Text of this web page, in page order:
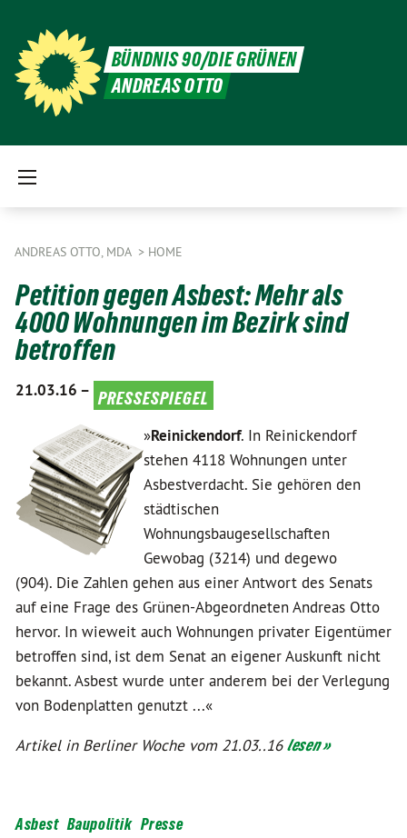
BÜNDNIS 90/DIE GRÜNEN
ANDREAS OTTO
ANDREAS OTTO, MDA HOME
Petition gegen Asbest: Mehr als
4000 Wohnungen im Bezirk sind
betroffen
21.03.16 – pressespiegel
»Reinickendorf. In Reinickendorf
stehen 4118 Wohnungen unter
Asbestverdacht. Sie gehören den
städtischen
Wohnungsbaugesellschaften
Gewobag (3214) und degewo
(904). Die Zahlen gehen aus einer Antwort des Senats
auf eine Frage des Grünen-Abgeordneten Andreas Otto
hervor. In wieweit auch Wohnungen privater Eigentümer
betroffen sind, ist dem Senat an eigener Auskunft nicht
bekannt. Asbest wurde unter anderem bei der Verlegung
von Bodenplatten genutzt ...«
Artikel in Berliner Woche vom 21.03..16lesen »
Asbest Baupolitik Presse